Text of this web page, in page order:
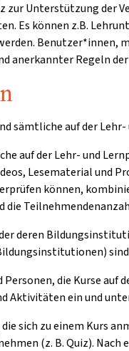
zur Unterstützung
Es können z.B.
Benutzer*innen,
anerkannter Regeln
sämtliche auf der
auf der Lehr- und
Lesematerial und
können,
die
deren
Personen, die Kurse
Aktivitäten ein und
sich zu einem Kurs
(z. B. Quiz).